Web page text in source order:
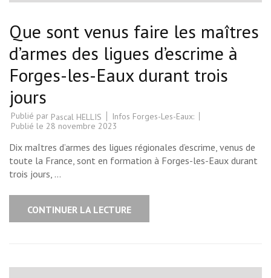
Que sont venus faire les maîtres
d’armes des ligues d’escrime à
Forges-les-Eaux durant trois
jours
Publié par Pascal HELLIS
Infos Forges-Les-Eaux:
Publié le 28 novembre 2023
Dix maîtres d’armes des ligues régionales d’escrime, venus de
toute la France, sont en formation à Forges-les-Eaux durant
trois jours, …
CONTINUER LA LECTURE